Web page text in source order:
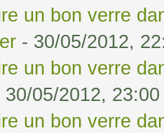
un bon verre
- 30/05/2012,
un bon verre
30/05/2012, 23:00
un bon verre